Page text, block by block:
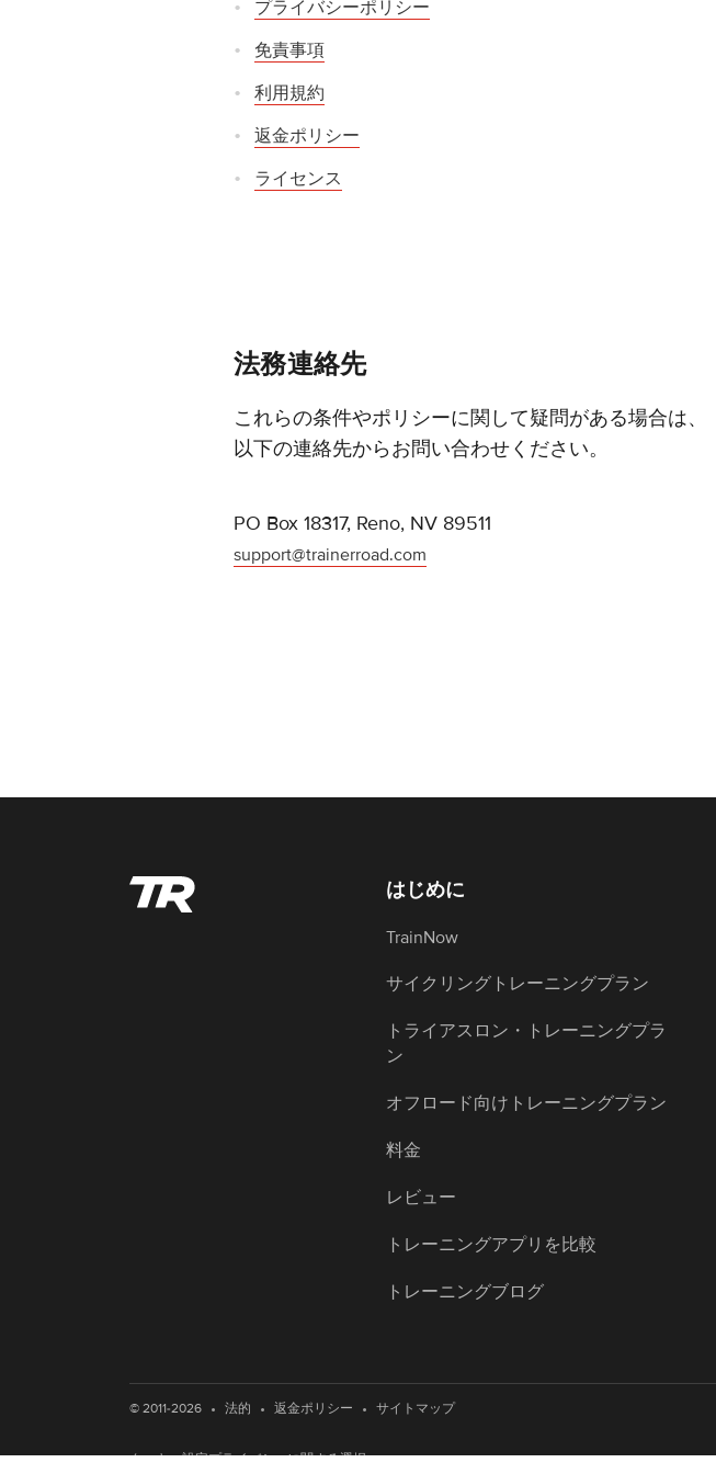
プライバシーポリシー
免責事項
利用規約
返金ポリシー
ライセンス
法務連絡先
これらの条件やポリシーに関して疑問がある場合は、
以下の連絡先からお問い合わせください。
PO Box 18317, Reno, NV 89511
support@trainerroad.com
はじめに
TrainNow
サイクリングトレーニングプラン
トライアスロン・トレーニングプラ
ン
オフロード向けトレーニングプラン
料金
レビュー
トレーニングアプリを比較
トレーニングブログ
© 2011-2026 • 法的 • 返金ポリシー • サイトマップ
クッキー設定プライバシーに関する選択